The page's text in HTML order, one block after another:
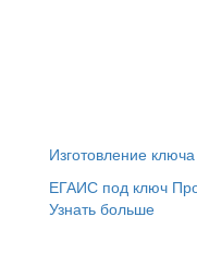
Изготовление
ЕГАИС под ключ
Узнать больше